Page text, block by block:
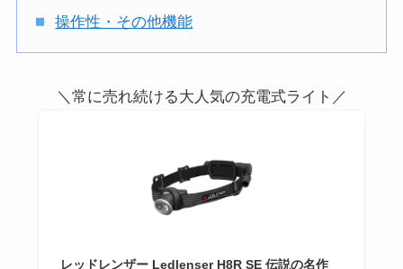
操作性・その他機能
＼常に売れ続ける大人気の充電式ライト／
レッドレンザー Ledlenser H8R SE 伝説の名作